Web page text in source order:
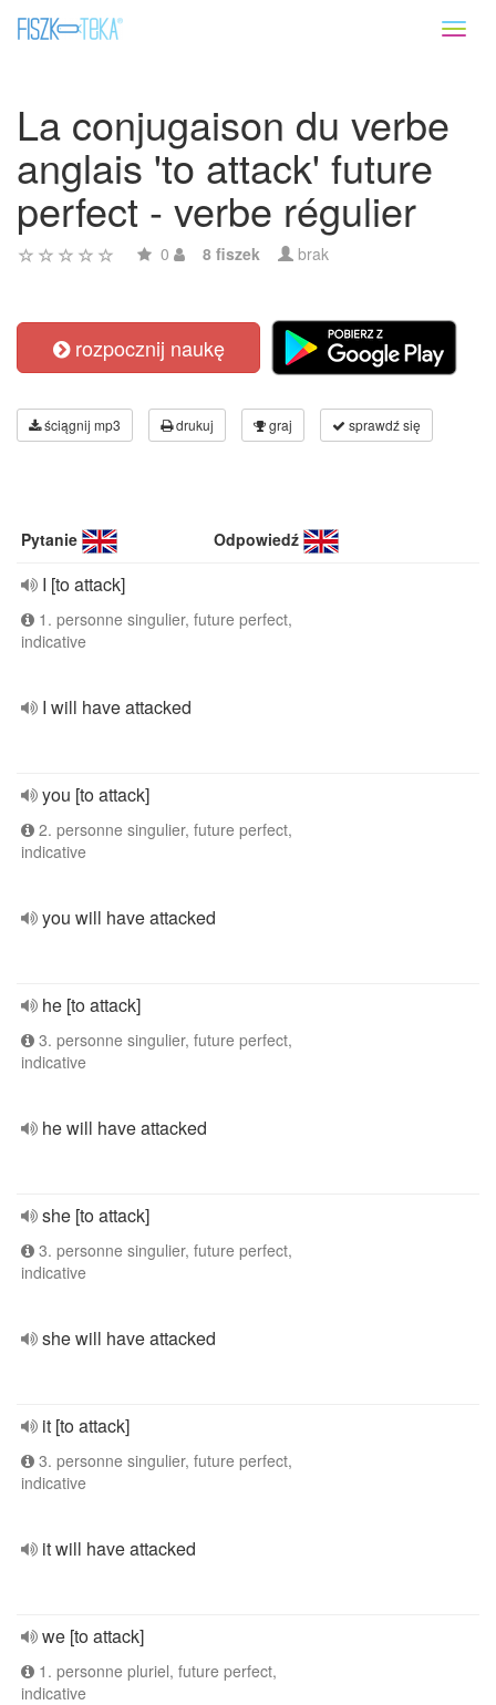
La conjugaison du verbe
anglais 'to attack' future
perfect - verbe régulier
0 8 fiszek brak
rozpocznij naukę
ściągnij mp3 drukuj graj sprawdź się
Pytanie Odpowiedź
I [to attack]
1. personne singulier, future perfect,
indicative
I will have attacked
you [to attack]
2. personne singulier, future perfect,
indicative
you will have attacked
he [to attack]
3. personne singulier, future perfect,
indicative
he will have attacked
she [to attack]
3. personne singulier, future perfect,
indicative
she will have attacked
it [to attack]
3. personne singulier, future perfect,
indicative
it will have attacked
we [to attack]
1. personne pluriel, future perfect,
indicative